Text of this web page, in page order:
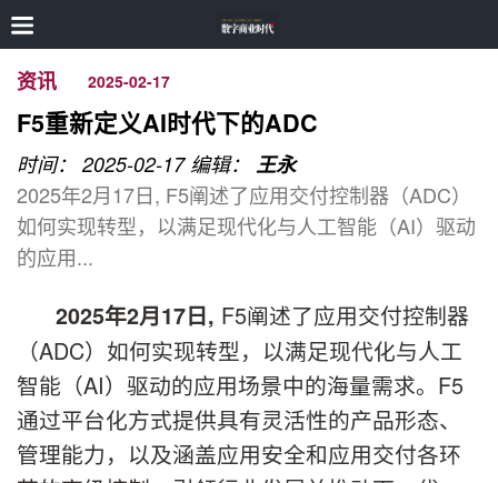
资讯 2025-02-17
F5重新定义AI时代下的ADC
时间： 2025-02-17 编辑： 王永
2025年2月17日, F5阐述了应用交付控制器（ADC）
如何实现转型，以满足现代化与人工智能（AI）驱动
的应用...
2025年2月17日, F5阐述了应用交付控制器
（ADC）如何实现转型，以满足现代化与人工
智能（AI）驱动的应用场景中的海量需求。F5
通过平台化方式提供具有灵活性的产品形态、
管理能力，以及涵盖应用安全和应用交付各环